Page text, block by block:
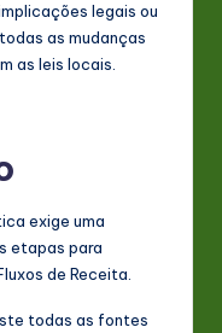
legais ou
as mudanças
as leis locais.
exige uma
etapas para
de Receita.
todas as fontes